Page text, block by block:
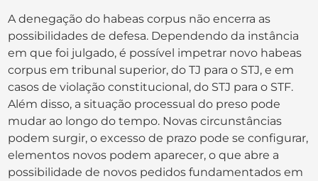
A denegação do habeas corpus não encerra as
possibilidades de defesa. Dependendo da instância
em que foi julgado, é possível impetrar novo habeas
corpus em tribunal superior, do TJ para o STJ, e em
casos de violação constitucional, do STJ para o STF.
Além disso, a situação processual do preso pode
mudar ao longo do tempo. Novas circunstâncias
podem surgir, o excesso de prazo pode se configurar,
elementos novos podem aparecer, o que abre a
possibilidade de novos pedidos fundamentados em